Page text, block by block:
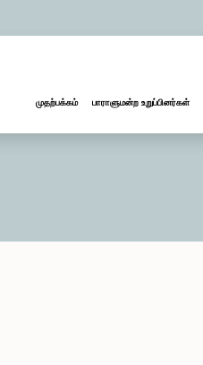
முதற்பக்கம் பாராளுமன்ற உறுப்பினர்கள்